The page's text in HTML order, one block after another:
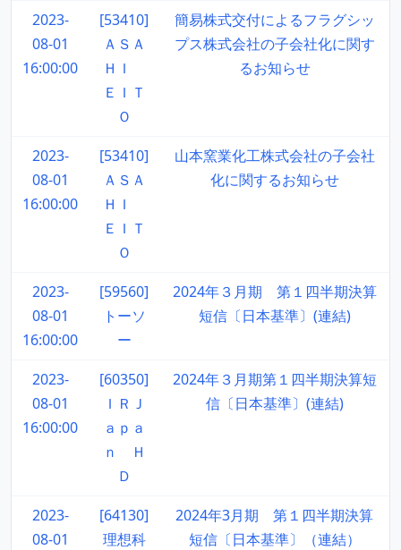
2023-
08-01
16:00:00
[53410]
ＡＳＡ
ＨＩ
ＥＩＴ
Ｏ
簡易株式交付によるフラグシッ
プス株式会社の子会社化に関す
るお知らせ
2023-
08-01
16:00:00
[53410]
ＡＳＡ
ＨＩ
ＥＩＴ
Ｏ
山本窯業化工株式会社の子会社
化に関するお知らせ
2023-
08-01
16:00:00
[59560]
トーソ
ー
2024年３月期 第１四半期決算
短信〔日本基準〕(連結)
2023-
08-01
16:00:00
[60350]
ＩＲＪ
ａｐａ
ｎ Ｈ
Ｄ
2024年３月期第１四半期決算短
信〔日本基準〕(連結)
2023-
08-01
[64130]
理想科
2024年3月期 第１四半期決算
短信〔日本基準〕（連結）